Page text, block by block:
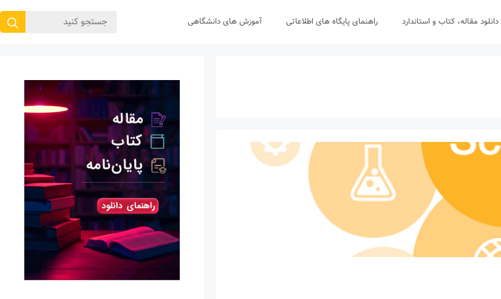
مقاله، کتاب و استاندارد راهنمای پایگاه های اطلاعاتی آموزش های دانشگاهی
جستجوی